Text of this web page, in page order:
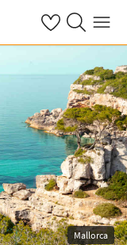
Se dine gemte
Søg påMenu
Mallorca